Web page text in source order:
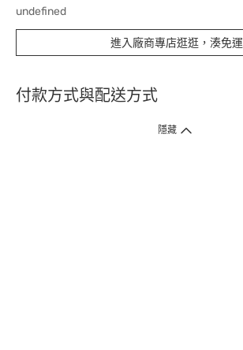
undefined
進入廠商專店逛逛，湊免運
付款方式與配送方式
隱藏